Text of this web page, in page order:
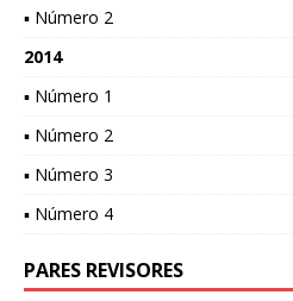
▪ Número 2
2014
▪ Número 1
▪ Número 2
▪ Número 3
▪ Número 4
PARES REVISORES